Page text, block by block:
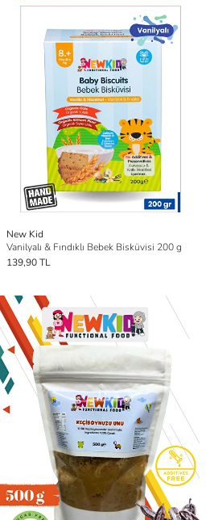
New Kid
Vanilyalı & Fındıklı Bebek Bisküvisi 200 g
139,90 TL